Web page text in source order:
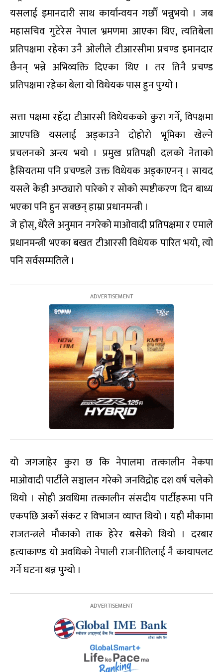
यसलाई इमानदारी साथ कार्यान्वयन गर्छौं भन्नुभयो । जब
महासचिव गुटेरेस नेपाल भ्रमणमा आएका थिए, त्यतिबेला
प्रतिपक्षमा रहेका उनै ओलीले टीआरसीमा प्रचण्ड इमानदार
छैनन् भन्ने अभिव्यक्ति दिएका थिए । तर तिनै प्रचण्ड
प्रतिपक्षमा रहेका बेला यो विधेयक पास हुन पुग्यो ।
सत्ता पक्षमा रहँदा टीआरसी विधेयकको कुरा गर्ने, विपक्षमा
आएपछि यसलाई अड्काउने दोहोरो भूमिका खेल्ने
प्रचलनको अन्त्य भयो । प्रमुख प्रतिपक्षी दलको नेताको
हैसियतमा पनि प्रचण्डले उक्त विधेयक अड्काएनन् । सायद
यसले केही अप्ठ्यारो पारेको र सोको स्पष्टीकरण दिन बाध्य
भएका पनि हुन सक्छन् हाम्रा प्रधानमन्त्री ।
जे होस्, धेरैले अनुमान नगरेको माओवादी प्रतिपक्षमा र एमाले
प्रधानमन्त्री भएका बखत टीआरसी विधेयक पारित भयो, त्यो
पनि सर्वसम्मतिले ।
यो जगजाहेर कुरा छ कि नेपालमा तत्कालीन नेकपा
माओवादी पार्टीले सञ्चालन गरेको जनविद्रोह दश वर्ष चलेको
थियो । सोही अवधिमा तत्कालीन संसदीय पार्टीहरूमा पनि
एकपछि अर्को संकट र विभाजन व्याप्त थियो । यही मौकामा
राजतन्त्रले मौकाको ताक हेरेर बसेको थियो । दरबार
हत्याकाण्ड यो अवधिको नेपाली राजनीतिलाई नै कायापलट
गर्ने घटना बन्न पुग्यो ।